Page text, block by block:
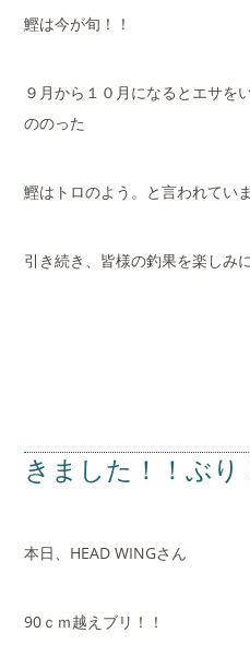
鰹は今が旬！！
９月から１０月になるとエサを
ののった
鰹はトロのよう。と言われていま
引き続き、皆様の釣果を楽しみ
きました！！ぶり
本日、HEAD WINGさん
90ｃｍ越えブリ！！